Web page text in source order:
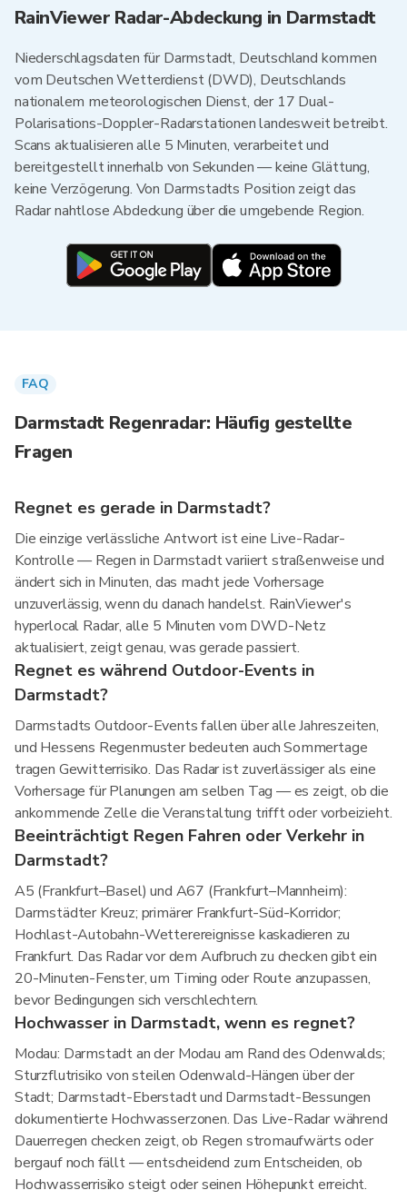
RainViewer Radar-Abdeckung in Darmstadt
Niederschlagsdaten für Darmstadt, Deutschland kommen
vom Deutschen Wetterdienst (DWD), Deutschlands
nationalem meteorologischen Dienst, der 17 Dual-
Polarisations-Doppler-Radarstationen landesweit betreibt.
Scans aktualisieren alle 5 Minuten, verarbeitet und
bereitgestellt innerhalb von Sekunden — keine Glättung,
keine Verzögerung. Von Darmstadts Position zeigt das
Radar nahtlose Abdeckung über die umgebende Region.
FAQ
Darmstadt Regenradar: Häufig gestellte
Fragen
Regnet es gerade in Darmstadt?
Die einzige verlässliche Antwort ist eine Live-Radar-
Kontrolle — Regen in Darmstadt variiert straßenweise und
ändert sich in Minuten, das macht jede Vorhersage
unzuverlässig, wenn du danach handelst. RainViewer's
hyperlocal Radar, alle 5 Minuten vom DWD-Netz
aktualisiert, zeigt genau, was gerade passiert.
Regnet es während Outdoor-Events in
Darmstadt?
Darmstadts Outdoor-Events fallen über alle Jahreszeiten,
und Hessens Regenmuster bedeuten auch Sommertage
tragen Gewitterrisiko. Das Radar ist zuverlässiger als eine
Vorhersage für Planungen am selben Tag — es zeigt, ob die
ankommende Zelle die Veranstaltung trifft oder vorbeizieht.
Beeinträchtigt Regen Fahren oder Verkehr in
Darmstadt?
A5 (Frankfurt–Basel) und A67 (Frankfurt–Mannheim):
Darmstädter Kreuz; primärer Frankfurt-Süd-Korridor;
Hochlast-Autobahn-Wetterereignisse kaskadieren zu
Frankfurt. Das Radar vor dem Aufbruch zu checken gibt ein
20-Minuten-Fenster, um Timing oder Route anzupassen,
bevor Bedingungen sich verschlechtern.
Hochwasser in Darmstadt, wenn es regnet?
Modau: Darmstadt an der Modau am Rand des Odenwalds;
Sturzflutrisiko von steilen Odenwald-Hängen über der
Stadt; Darmstadt-Eberstadt und Darmstadt-Bessungen
dokumentierte Hochwasserzonen. Das Live-Radar während
Dauerregen checken zeigt, ob Regen stromaufwärts oder
bergauf noch fällt — entscheidend zum Entscheiden, ob
Hochwasserrisiko steigt oder seinen Höhepunkt erreicht.